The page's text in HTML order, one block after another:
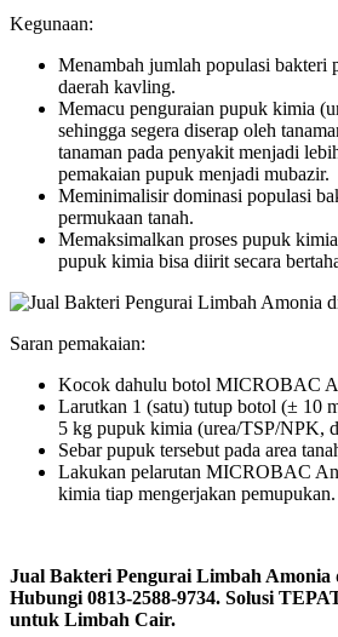
Kegunaan:
Menambah jumlah populasi bakteri
daerah kavling.
Memacu penguraian pupuk kimia
sehingga segera diserap oleh
tanaman pada penyakit menjadi
pemakaian pupuk menjadi mubazir.
Meminimalisir dominasi populasi
permukaan tanah.
Memaksimalkan proses pupuk
pupuk kimia bisa diirit secara
Saran pemakaian:
Kocok dahulu botol MICROBAC
Larutkan 1 (satu) tutup botol (± 10
5 kg pupuk kimia (urea/TSP/NPK,
Sebar pupuk tersebut pada area
Lakukan pelarutan MICROBAC
kimia tiap mengerjakan pemupukan.
Jual Bakteri Pengurai Limbah Amonia
Hubungi 0813-2588-9734. Solusi
untuk Limbah Cair.